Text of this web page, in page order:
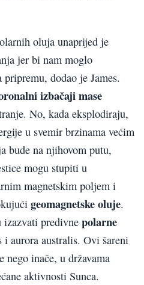
oluja unaprijed je
jer bi nam moglo
dodao je James.
izbačaji mase
No, kada eksplodiraju,
u svemir brzinama većim
bude na njihovom putu,
mogu stupiti u
magnetskim poljem i
geomagnetske oluje.
izazvati predivne polarne
i aurora australis. Ovi šareni
inače, u državama
aktivnosti Sunca.